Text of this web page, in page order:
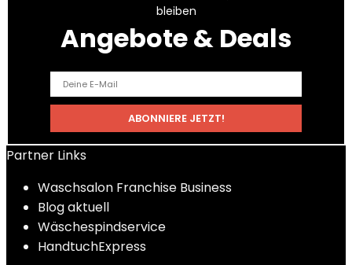
bleiben
Angebote & Deals
Partner Links
Waschsalon Franchise Business
Blog aktuell
Wäschespindservice
HandtuchExpress